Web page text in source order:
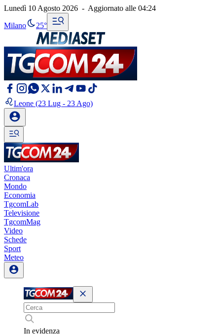
Lunedì 10 Agosto 2026 - Aggiornato alle 04:24
Milano 25°
Leone (23 Lug - 23 Ago)
Ultim'ora
Cronaca
Mondo
Economia
TgcomLab
Televisione
TgcomMag
Video
Schede
Sport
Meteo
In evidenza